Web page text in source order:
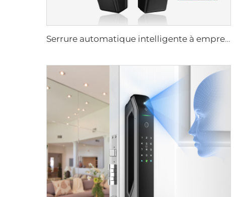
Serrure automatique intelligente à empreintes digitales avec scan facial D7pro